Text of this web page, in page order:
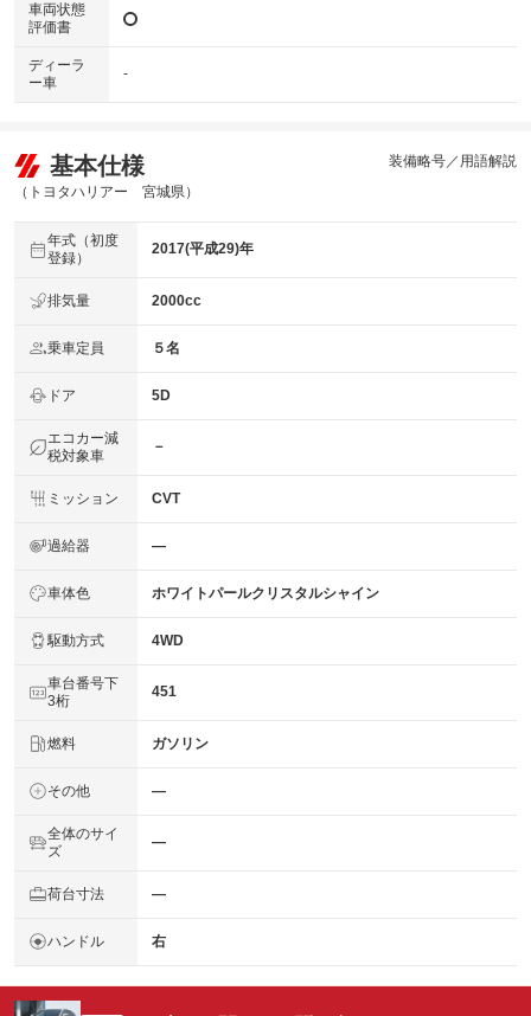
車両状態
評価書
ディーラ
ー車
-
基本仕様
（トヨタハリアー 宮城県）
装備略号／用語解説
年式（初度
登録）
2017(平成29)年
排気量 2000cc
乗車定員 ５名
ドア 5D
エコカー減
税対象車
－
ミッション CVT
過給器 ―
車体色 ホワイトパールクリスタルシャイン
駆動方式 4WD
車台番号下
3桁
451
燃料 ガソリン
その他 ―
全体のサイ
ズ
―
荷台寸法 ―
ハンドル 右